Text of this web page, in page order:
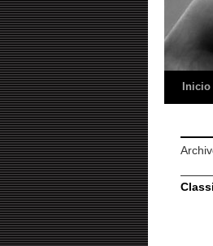
Inicio